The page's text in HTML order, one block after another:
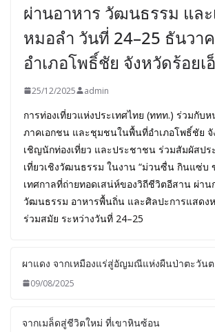
ผ่านอาหาร วัฒนธรรม และ
หมอลำ วันที่ 24–25 ธันว
อำเภอโพธิ์ชัย จังหวัดร้อยเ
25/12/2025 admin
การท่องเที่ยวแห่งประเทศไทย (ททท.) ร่วมกับ
ภาคเอกชน และชุมชนในพื้นที่อำเภอโพธิ์ชัย จั
เชิญนักท่องเที่ยว และประชาชน ร่วมสัมผัสป
เที่ยวเชิงวัฒนธรรม ในงาน “ม่วนซื่น กินแซ่บ
เทศกาลที่ถ่ายทอดเสน่ห์ของวิถีชีวิตอีสาน ผ่า
วัฒนธรรม อาหารพื้นถิ่น และศิลปะการแสดง
ร่วมสมัย ระหว่างวันที่ 24–25
ผาแดง จากเหมืองแร่สู่อัญมณีแห่งผืนป่าตะวัน
09/08/2025
จากเมล็ดสู่ชีวิตใหม่ ที่เขาหินซ้อน